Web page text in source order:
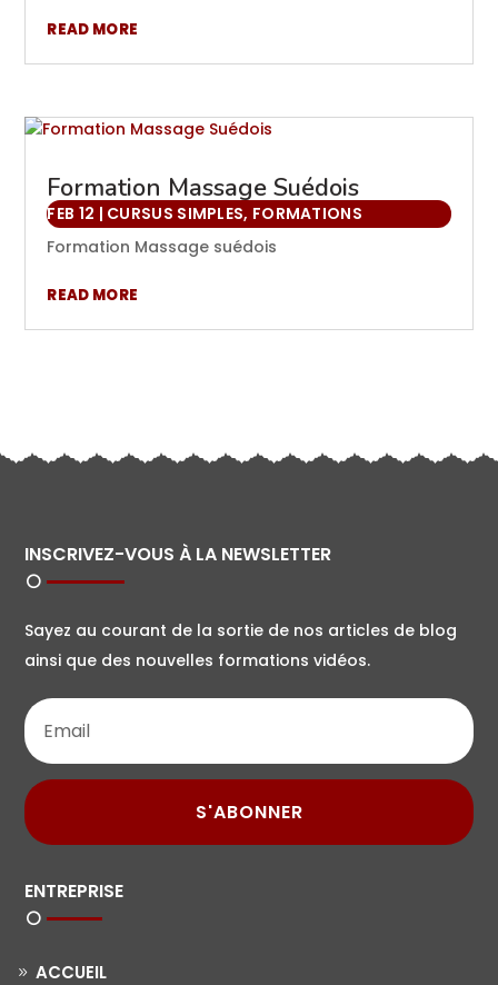
READ MORE
Formation Massage Suédois
FEB 12 | CURSUS SIMPLES, FORMATIONS
Formation Massage suédois
READ MORE
INSCRIVEZ-VOUS À LA NEWSLETTER
Sayez au courant de la sortie de nos articles de blog
ainsi que des nouvelles formations vidéos.
S'ABONNER
ENTREPRISE
ACCUEIL